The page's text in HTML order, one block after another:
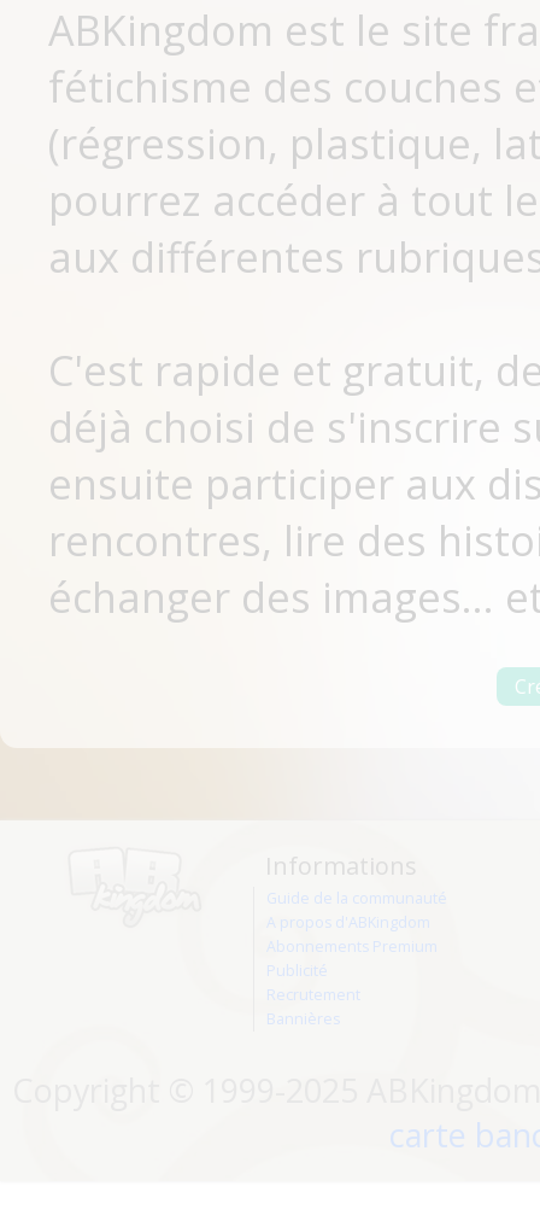
ABKingdom est le site
fétichisme des couches
(régression, plastique,
pourrez accéder à tout
aux différentes
C'est rapide et gratuit,
déjà choisi de s'inscrire
ensuite participer aux
rencontres, lire des
échanger des images...
Informations
Guide de la communauté
A propos d'ABKingdom
Abonnements Premium
Publicité
Recrutement
Bannières
carte